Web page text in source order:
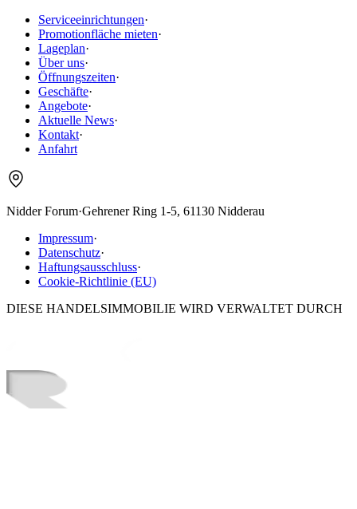
Serviceeinrichtungen·
Promotionfläche mieten·
Lageplan·
Über uns·
Öffnungszeiten·
Geschäfte·
Angebote·
Aktuelle News·
Kontakt·
Anfahrt
Nidder Forum·Gehrener Ring 1-5, 61130 Nidderau
Impressum·
Datenschutz·
Haftungsausschluss·
Cookie-Richtlinie (EU)
DIESE HANDELSIMMOBILIE WIRD VERWALTET DURCH